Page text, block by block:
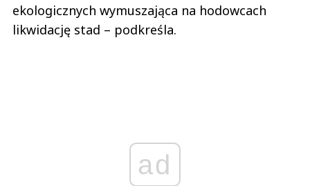
ekologicznych wymuszająca na hodowcach
likwidację stad – podkreśla.
ad